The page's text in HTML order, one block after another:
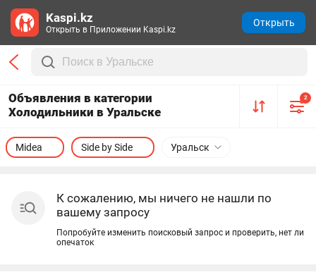
Объявления в категории
Холодильники в Уральске
2
Уральск
Midea Side by Side
К сожалению, мы ничего не нашли по
вашему запросу
Попробуйте изменить поисковый запрос и проверить, нет ли
опечаток
Kaspi.kz
Открыть в Приложении Kaspi.kz
Открыть